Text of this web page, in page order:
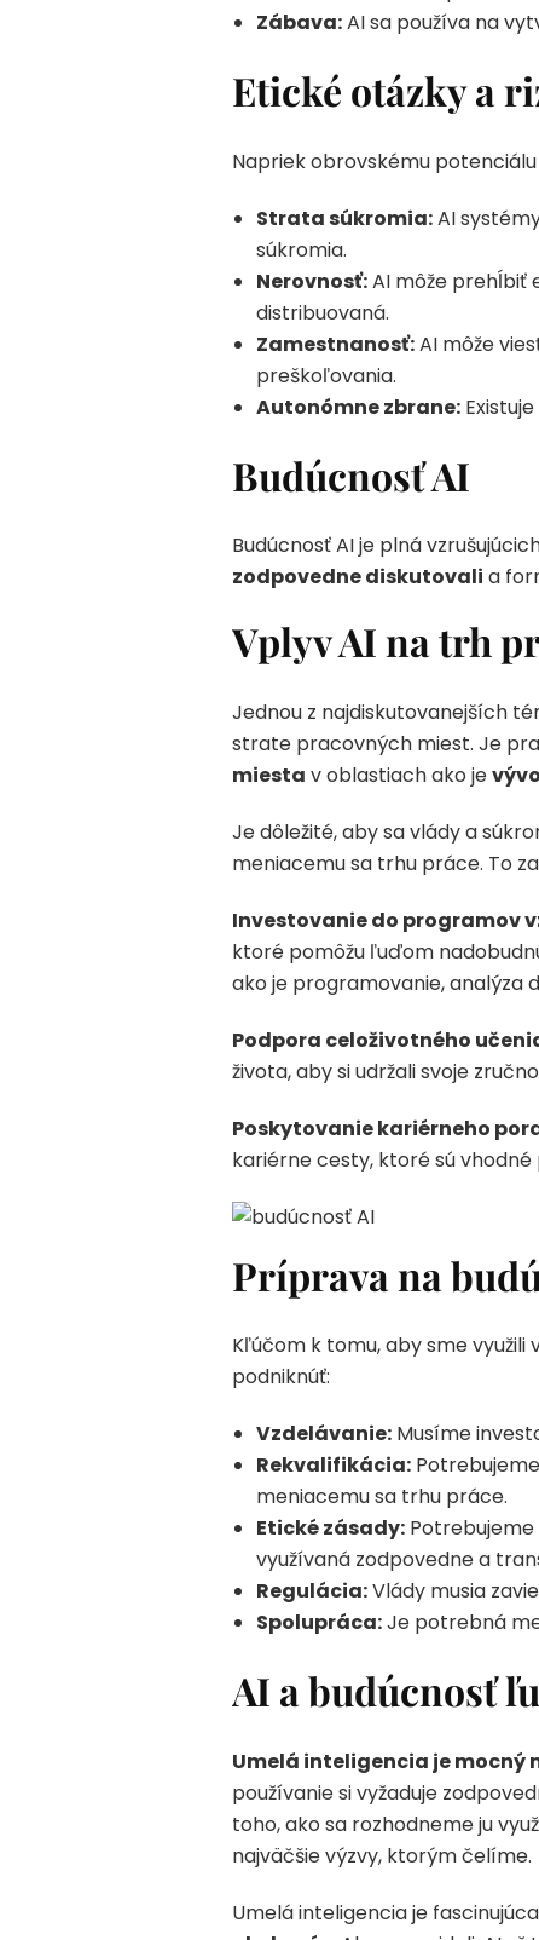
Zábava:AI sa používa na
Etické otázky a
Napriek obrovskému
Strata súkromia:AI
súkromia.
Nerovnosť:AI môže prehĺbiť
distribuovaná.
Zamestnanosť:AI môže
preškoľovania.
Autonómne zbrane:
Budúcnosť AI
Budúcnosť AI je plná
zodpovedne diskutovali a
Vplyv AI na trh
Jednou z najdiskutovanejších
strate pracovných miest. Je
miesta v oblastiach ako je
Je dôležité, aby sa vlády a
meniacemu sa trhu práce. To
Investovanie do programov
ktoré pomôžu ľuďom
ako je programovanie, analýza
Podpora celoživotného
života, aby si udržali svoje
Poskytovanie kariérneho
kariérne cesty, ktoré sú
Príprava na
Kľúčom k tomu, aby sme využili
podniknúť:
Vzdelávanie: Musíme
Rekvalifikácia:
meniacemu sa trhu práce.
Etické zásady: Potrebujeme
využívaná zodpovedne a
Regulácia:Vlády musia
Spolupráca:Je potrebná
AI a budúcnosť
Umelá inteligencia je mocný
používanie si vyžaduje
toho, ako sa rozhodneme ju
najväčšie výzvy, ktorým čelíme.
Umelá inteligencia je